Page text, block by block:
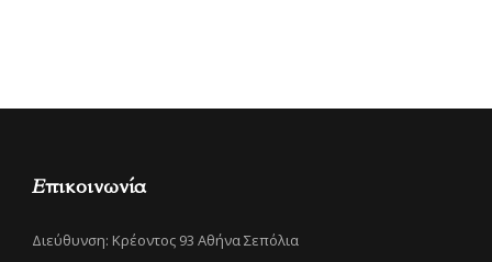
Επικοινωνία
Διεύθυνση: Κρέοντος 93 Αθήνα Σεπόλια